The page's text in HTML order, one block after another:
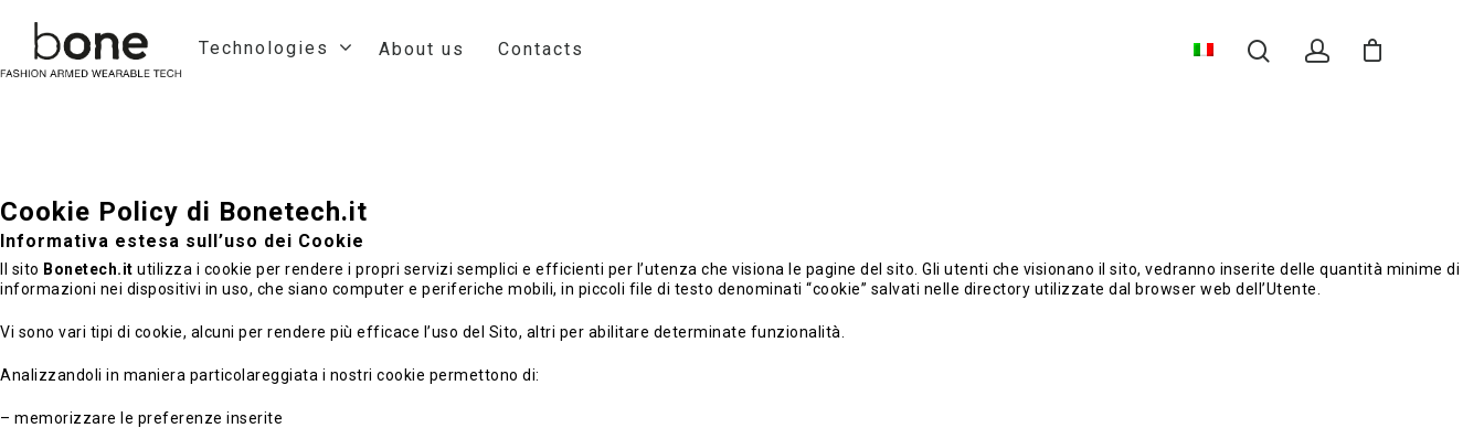
Technologies About us Contacts
Cookie Policy di Bonetech.it
Informativa estesa sull’uso dei Cookie
Il sito Bonetech.it utilizza i cookie per rendere i propri servizi semplici e efficienti per l’utenza che visiona le pagine del sito. Gli utenti che visionano il sito, vedranno inserite delle quantità minime di
informazioni nei dispositivi in uso, che siano computer e periferiche mobili, in piccoli file di testo denominati “cookie” salvati nelle directory utilizzate dal browser web dell’Utente.
Vi sono vari tipi di cookie, alcuni per rendere più efficace l’uso del Sito, altri per abilitare determinate funzionalità.
Analizzandoli in maniera particolareggiata i nostri cookie permettono di:
– memorizzare le preferenze inserite